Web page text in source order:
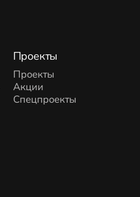
Проекты
Проекты
Акции
Спецпроекты